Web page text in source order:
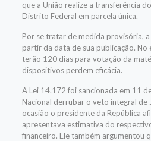
que a União realize a transferência
Distrito Federal em parcela única.
Por se tratar de medida provisória, a
partir da data de sua publicação.
terão 120 dias para votação da
dispositivos perdem eficácia.
A Lei 14.172 foi sancionada em 11
Nacional derrubar o veto integral de
ocasião o presidente da República
apresentava estimativa do
financeiro. Ele também argumentou